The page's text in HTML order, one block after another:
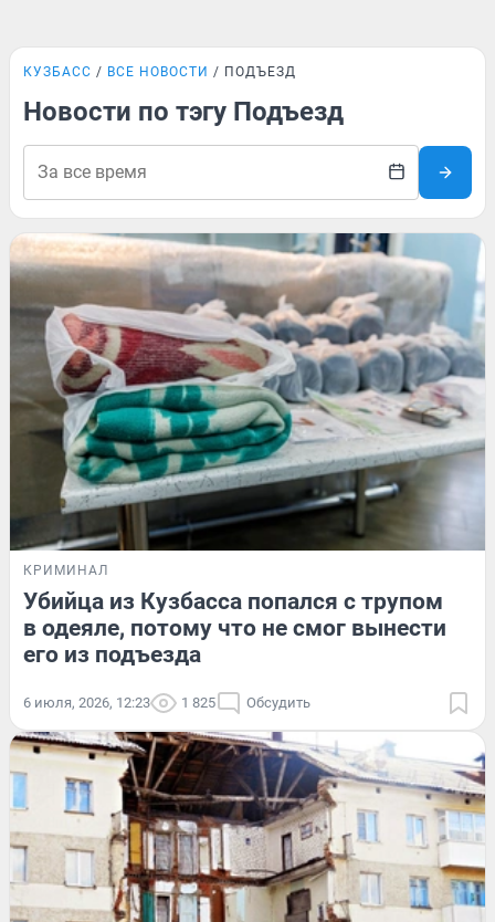
КУЗБАСС ВСЕ НОВОСТИ ПОДЪЕЗД
Новости по тэгу Подъезд
КРИМИНАЛ
Убийца из Кузбасса попался с трупом
в одеяле, потому что не смог вынести
его из подъезда
6 июля, 2026, 12:23 1 825 Обсудить